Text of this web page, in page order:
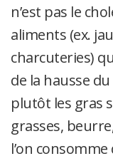
n’est pas le
aliments (ex.
charcuteries)
de la hausse
plutôt les gras
grasses,
l’on